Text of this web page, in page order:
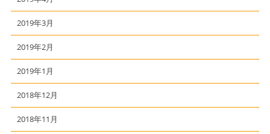
2019年3月
2019年2月
2019年1月
2018年12月
2018年11月